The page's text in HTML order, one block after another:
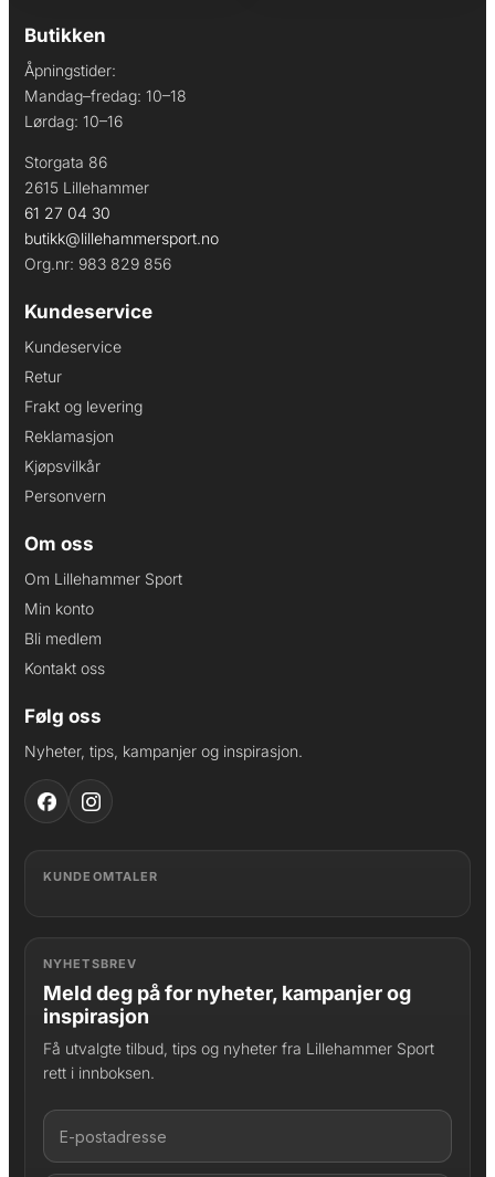
Butikken
Åpningstider:
Mandag–fredag: 10–18
Lørdag: 10–16
Storgata 86
2615 Lillehammer
61 27 04 30
butikk@lillehammersport.no
Org.nr: 983 829 856
Kundeservice
Kundeservice
Retur
Frakt og levering
Reklamasjon
Kjøpsvilkår
Personvern
Om oss
Om Lillehammer Sport
Min konto
Bli medlem
Kontakt oss
Følg oss
Nyheter, tips, kampanjer og inspirasjon.
KUNDEOMTALER
NYHETSBREV
Meld deg på for nyheter, kampanjer og
inspirasjon
Få utvalgte tilbud, tips og nyheter fra Lillehammer Sport
rett i innboksen.
LAGT I HANDLEKURV